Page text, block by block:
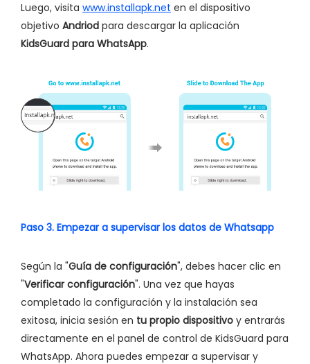
Luego, visita www.installapk.net en el dispositivo
objetivo Andriod para descargar la aplicación
KidsGuard para WhatsApp.
Paso 3. Empezar a supervisar los datos de Whatsapp
Según la "Guía de configuración", debes hacer clic en
"Verificar configuración". Una vez que hayas
completado la configuración y la instalación sea
exitosa, inicia sesión en tu propio dispositivo y entrarás
directamente en el panel de control de KidsGuard para
WhatsApp. Ahora puedes empezar a supervisar y